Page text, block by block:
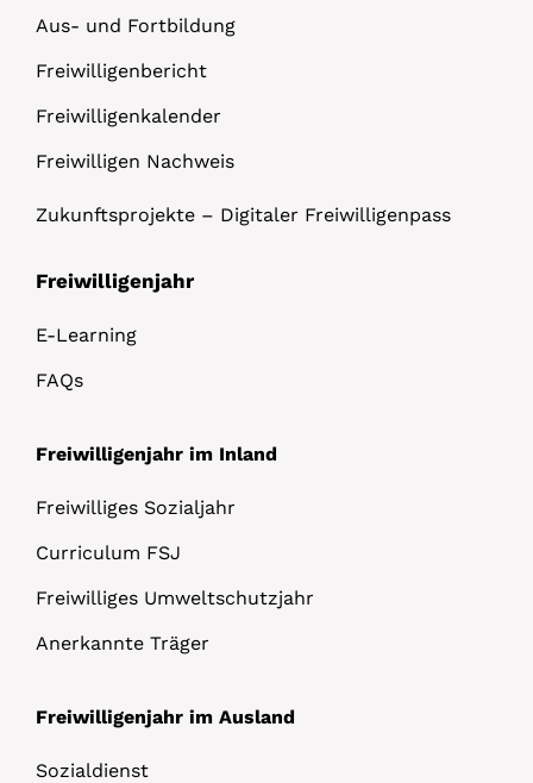
Aus- und Fortbildung
Freiwilligenbericht
Freiwilligenkalender
Freiwilligen Nachweis
Zukunftsprojekte – Digitaler Freiwilligenpass
Freiwilligenjahr
E-Learning
FAQs
Freiwilligenjahr im Inland
Freiwilliges Sozialjahr
Curriculum FSJ
Freiwilliges Umweltschutzjahr
Anerkannte Träger
Freiwilligenjahr im Ausland
Sozialdienst